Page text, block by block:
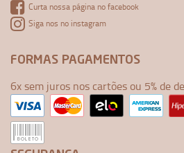
Curta nossa página no facebook
Siga nos no instagram
FORMAS PAGAMENTOS
6x sem juros nos cartões ou 5% de